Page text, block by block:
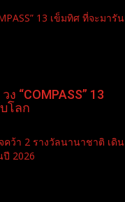
13 เข็มทิศ ที่จะมารัน
“COMPASS” 13
โลก
คว้า 2 รางวัลนานาชาติ เดิน
2026